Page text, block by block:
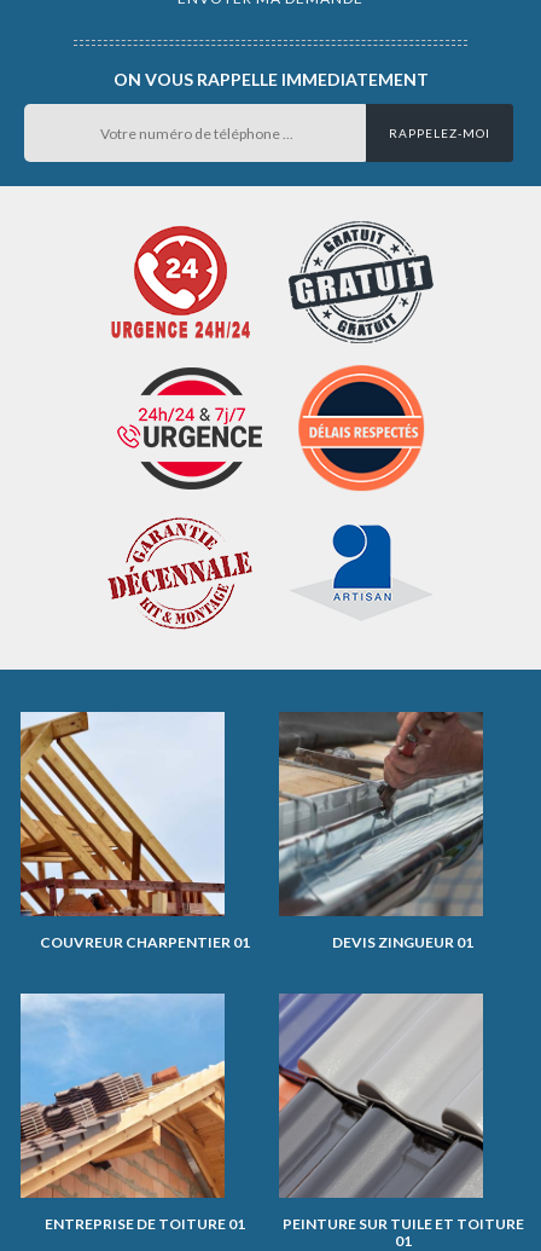
ON VOUS RAPPELLE IMMEDIATEMENT
COUVREUR CHARPENTIER 01 DEVIS ZINGUEUR 01
ENTREPRISE DE TOITURE 01
PEINTURE SUR TUILE ET TOITURE
01